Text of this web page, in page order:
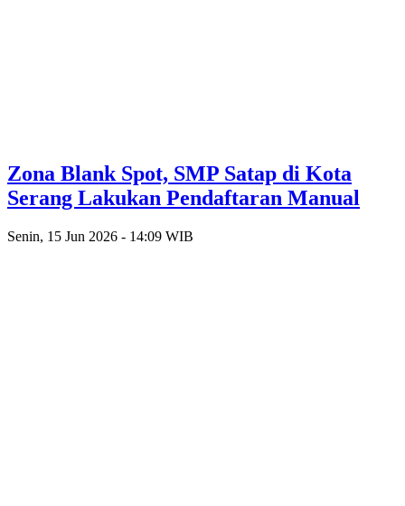
Zona Blank Spot, SMP Satap di Kota
Serang Lakukan Pendaftaran Manual
Senin, 15 Jun 2026 - 14:09 WIB